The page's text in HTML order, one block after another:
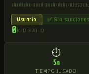
00000000-0000-0000-0009-
Usuario ✅ Sin sanciones
0K/D RATIO
⏱
5m
TIEMPO JUGADO